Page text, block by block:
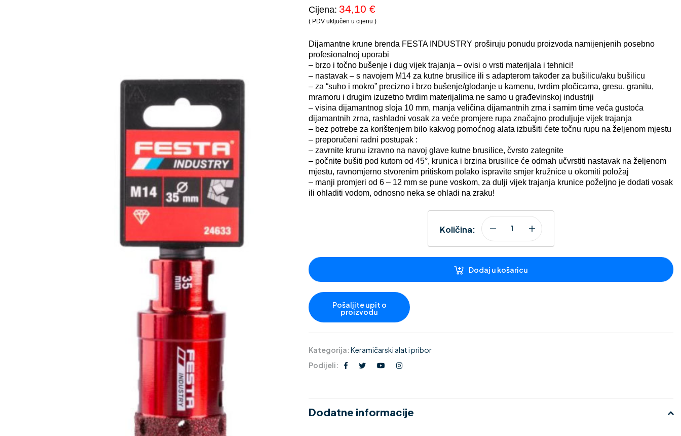
Cijena: 34,10 €
( PDV uključen u cijenu )
Dijamantne krune brenda FESTA INDUSTRY proširuju ponudu proizvoda namijenjenih posebno
profesionalnoj uporabi
– brzo i točno bušenje i dug vijek trajanja – ovisi o vrsti materijala i tehnici!
– nastavak – s navojem M14 za kutne brusilice ili s adapterom također za bušilicu/aku bušilicu
– za “suho i mokro” precizno i brzo bušenje/glodanje u kamenu, tvrdim pločicama, gresu, granitu,
mramoru i drugim izuzetno tvrdim materijalima ne samo u građevinskoj industriji
– visina dijamantnog sloja 10 mm, manja veličina dijamantnih zrna i samim time veća gustoća
dijamantnih zrna, rashladni vosak za veće promjere rupa značajno produljuje vijek trajanja
– bez potrebe za korištenjem bilo kakvog pomoćnog alata izbušiti ćete točnu rupu na željenom mjestu
– preporučeni radni postupak :
– zavrnite krunu izravno na navoj glave kutne brusilice, čvrsto zategnite
– počnite bušiti pod kutom od 45°, krunica i brzina brusilice će odmah učvrstiti nastavak na željenom
mjestu, ravnomjerno stvorenim pritiskom polako ispravite smjer kružnice u okomiti položaj
– manji promjeri od 6 – 12 mm se pune voskom, za dulji vijek trajanja krunice poželjno je dodati vosak
ili ohladiti vodom, odnosno neka se ohladi na zraku!
Količina:
Dodaj u košaricu
Kategorija:Keramičarski alat i pribor
Podijeli:
Dodatne informacije